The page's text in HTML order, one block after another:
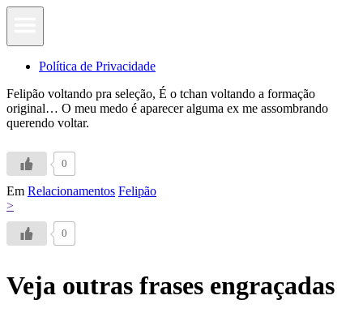
Política de Privacidade
Felipão voltando pra seleção, É o tchan voltando a formação
original… O meu medo é aparecer alguma ex me assombrando
querendo voltar.
0
Em Relacionamentos Felipão
>
0
Veja outras frases engraçadas